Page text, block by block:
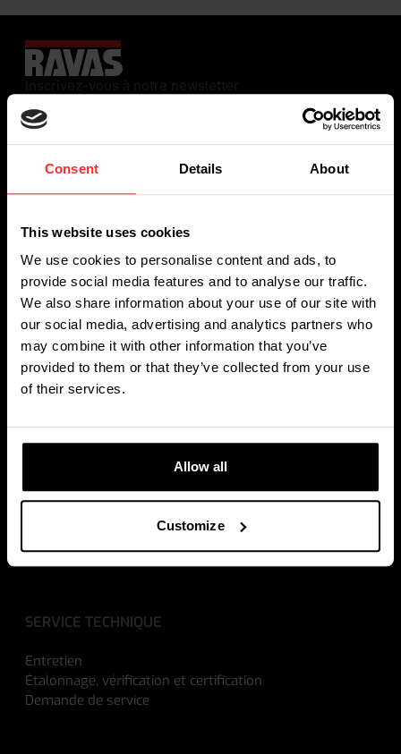
Consent Details About
This website uses cookies
We use cookies to personalise content and ads, to
provide social media features and to analyse our traffic.
We also share information about your use of our site with
our social media, advertising and analytics partners who
may combine it with other information that you’ve
provided to them or that they’ve collected from your use
of their services.
Allow all
Customize
Inscrivez-vous à notre newsletter
SOLUTIONS DE PESAGE
Transpalettes manuels peseurs
Balances pour transpalettes électriques
Balances pour chariots élévateurs
SOLUTIONS
Vérification des entrées
SERVICE TECHNIQUE
Entretien
Étalonnage, vérification et certification
Demande de service